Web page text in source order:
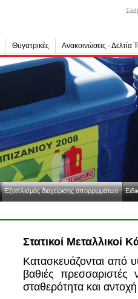
Θυγατρικές Ανακοινώσεις - Δελτία
Εξοπλισμός διαχείρισης απορριμμάτων
Στατικοί Μεταλλικοί
Κατασκευάζονται από
βαθιές πρεσσαριστές
σταθερότητα και